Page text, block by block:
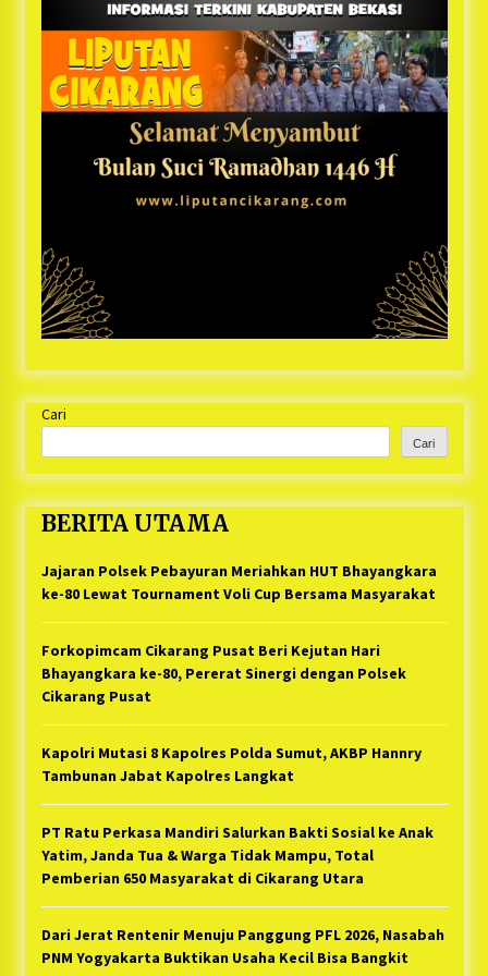
Cari
Cari
BERITA UTAMA
Jajaran Polsek Pebayuran Meriahkan HUT Bhayangkara
ke-80 Lewat Tournament Voli Cup Bersama Masyarakat
Forkopimcam Cikarang Pusat Beri Kejutan Hari
Bhayangkara ke-80, Pererat Sinergi dengan Polsek
Cikarang Pusat
Kapolri Mutasi 8 Kapolres Polda Sumut, AKBP Hannry
Tambunan Jabat Kapolres Langkat
PT Ratu Perkasa Mandiri Salurkan Bakti Sosial ke Anak
Yatim, Janda Tua & Warga Tidak Mampu, Total
Pemberian 650 Masyarakat di Cikarang Utara
Dari Jerat Rentenir Menuju Panggung PFL 2026, Nasabah
PNM Yogyakarta Buktikan Usaha Kecil Bisa Bangkit